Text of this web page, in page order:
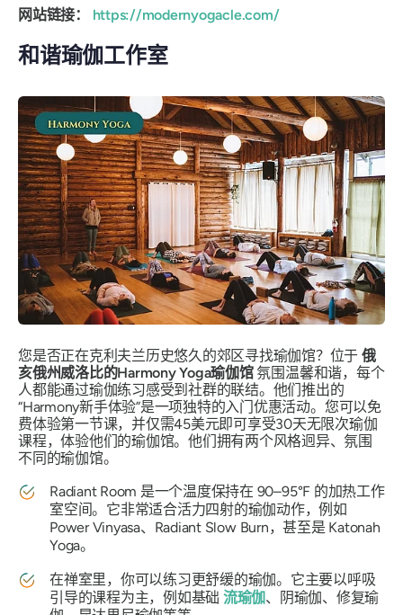
网站链接：
https://modernyogacle.com/
和谐瑜伽工作室
您是否正在克利夫兰历史悠久的郊区寻找瑜伽馆？位于 俄
亥俄州威洛比的Harmony Yoga瑜伽馆氛围温馨和谐，每个
人都能通过瑜伽练习感受到社群的联结。他们推出的
“Harmony新手体验”是一项独特的入门优惠活动。您可以免
费体验第一节课，并仅需45美元即可享受30天无限次瑜伽
课程，体验他们的瑜伽馆。他们拥有两个风格迥异、氛围
不同的瑜伽馆。
Radiant Room 是一个温度保持在 90–95°F 的加热工作
室空间。它非常适合活力四射的瑜伽动作，例如
Power Vinyasa、Radiant Slow Burn，甚至是 Katonah
Yoga。
在禅室里，你可以练习更舒缓的瑜伽。它主要以呼吸
引导的课程为主，例如基础 流瑜伽、阴瑜伽、修复瑜